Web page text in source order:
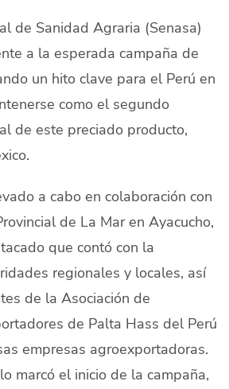
Iniciar Sesión
claro Español
de Sanidad Agraria (Senasa)
a la esperada campaña de
un hito clave para el Perú en
como el segundo
de este preciado producto,
a cabo en colaboración con
de La Mar en Ayacucho,
que contó con la
regionales y locales, así
de la Asociación de
de Palta Hass del Perú
empresas agroexportadoras.
marcó el inicio de la campaña,